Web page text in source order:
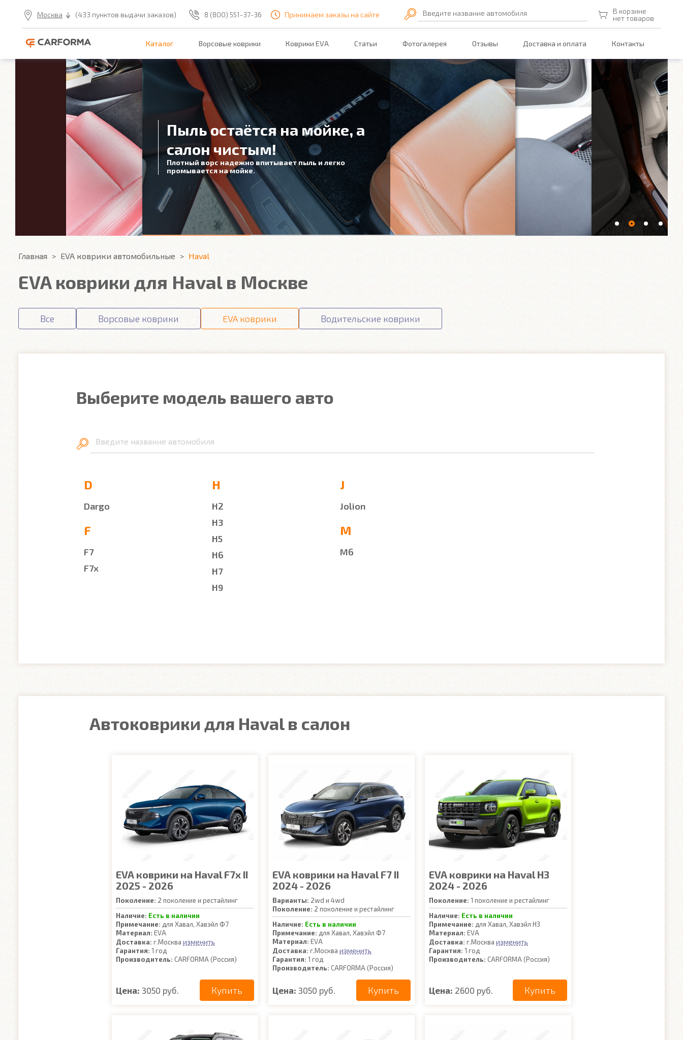
Москва (433 пунктов выдачи заказов) 8 (800) 551-37-36 Принимаем заказы на сайте Введите название автомобиля
В корзине
нет товаров
Каталог Ворсовые коврики Коврики EVA Статьи Фотогалерея Отзывы Доставка и оплата Контакты
Пыль остаётся на мойке, а
салон чистым!
Плотный ворс надежно впитывает пыль и легко
промывается на мойке.
Главная EVA коврики автомобильные Haval
EVA коврики для Haval в Москве
Все Ворсовые коврики EVA коврики Водительские коврики
Выберите модель вашего авто
Введите название автомобиля
D
Dargo
F
F7
F7x
H
H2
H3
H5
H6
H7
H9
J
Jolion
M
M6
Автоковрики для Haval в салон
EVA коврики на Haval F7x II
2025 - 2026
Поколение: 2 поколение и рестайлинг
Наличие: Есть в наличии
Примечание: для Хавал, Хавэйл Ф7
Материал: EVA
Доставка: г.Москва изменить
Гарантия: 1 год
Производитель: CARFORMA (Россия)
Цена: 3050 руб. Купить
EVA коврики на Haval F7 II
2024 - 2026
Варианты: 2wd и 4wd
Поколение: 2 поколение и рестайлинг
Наличие: Есть в наличии
Примечание: для Хавал, Хавэйл Ф7
Материал: EVA
Доставка: г.Москва изменить
Гарантия: 1 год
Производитель: CARFORMA (Россия)
Цена: 3050 руб. Купить
EVA коврики на Haval H3
2024 - 2026
Поколение: 1 поколение и рестайлинг
Наличие: Есть в наличии
Примечание: для Хавал, Хавэйл Н3
Материал: EVA
Доставка: г.Москва изменить
Гарантия: 1 год
Производитель: CARFORMA (Россия)
Цена: 2600 руб. Купить